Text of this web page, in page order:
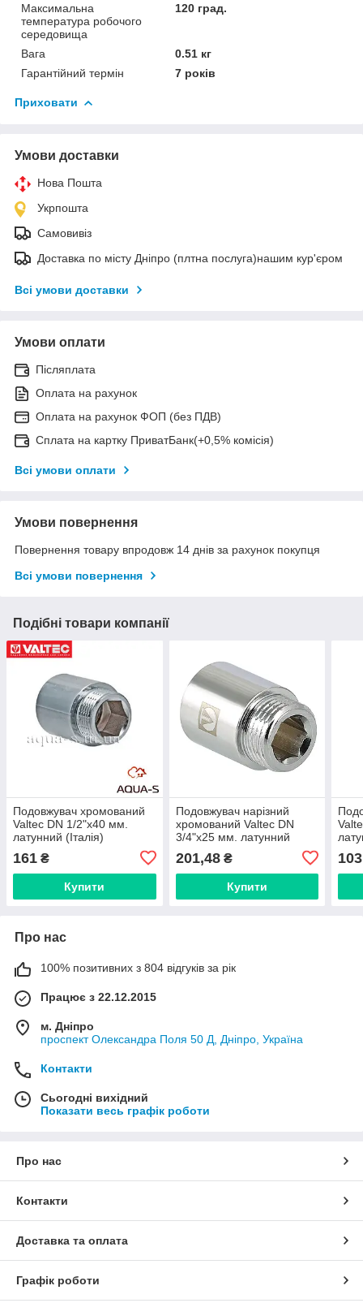
Максимальна
температура робочого
середовища
120 град.
Вага
0.51 кг
Гарантійний термін
7 років
Приховати
Умови доставки
Нова Пошта
Укрпошта
Самовивіз
Доставка по місту Дніпро (плтна послуга)нашим кур'єром
Всі умови доставки
Умови оплати
Післяплата
Оплата на рахунок
Оплата на рахунок ФОП (без ПДВ)
Сплата на картку ПриватБанк(+0,5% комісія)
Всі умови оплати
Умови повернення
Повернення товару впродовж 14 днів за рахунок покупця
Всі умови повернення
Подібні товари компанії
Подовжувач хромований
Valtec DN 1/2"x40 мм.
латунний (Італія)
161 ₴
Купити
Подовжувач нарізний
хромований Valtec DN
3/4"x25 мм. латунний
201,48₴
Купити
Про нас
100% позитивних з 804 відгуків за рік
Працює з 22.12.2015
м. Дніпро
проспект Олександра Поля 50 Д, Дніпро, Україна
Контакти
Сьогодні вихідний
Показати весь графік роботи
Про нас
Контакти
Доставка та оплата
Графік роботи